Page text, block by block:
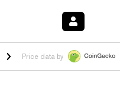
$1.02 1.70%HYPE $55.99 -
Price data by